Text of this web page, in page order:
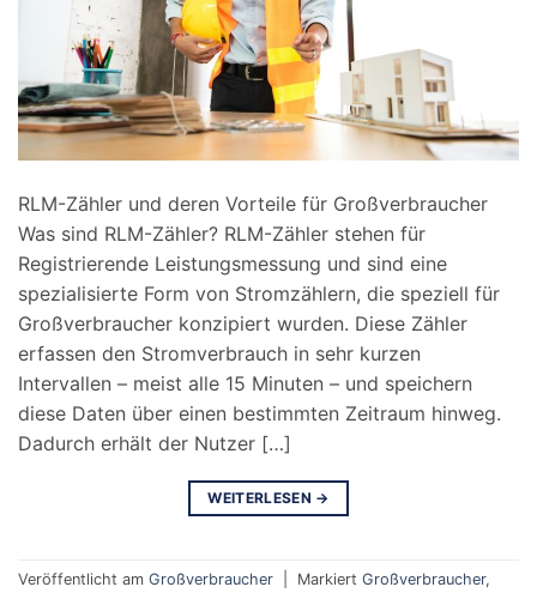
RLM-Zähler und deren Vorteile für Großverbraucher
Was sind RLM-Zähler? RLM-Zähler stehen für
Registrierende Leistungsmessung und sind eine
spezialisierte Form von Stromzählern, die speziell für
Großverbraucher konzipiert wurden. Diese Zähler
erfassen den Stromverbrauch in sehr kurzen
Intervallen – meist alle 15 Minuten – und speichern
diese Daten über einen bestimmten Zeitraum hinweg.
Dadurch erhält der Nutzer […]
WEITERLESEN →
Veröffentlicht am Großverbraucher Markiert Großverbraucher,